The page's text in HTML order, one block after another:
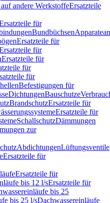
andere WerkstoffeErsatzteile
für
Bundbüchsen
Ersatzteile für
für
Ersatzteile für
für
für
Befestigungen für
DichtungenBauschutze
BrandschutzErsatzteile für
Ersatzteile für
SchallschutzDämmungen
zur
AbdichtungenLüftungsventile
Ersatzteile für
Ersatzteile für
bis 12 l/sErsatzteile für
bis 25
bis 25 l/sDachwassereinläufe